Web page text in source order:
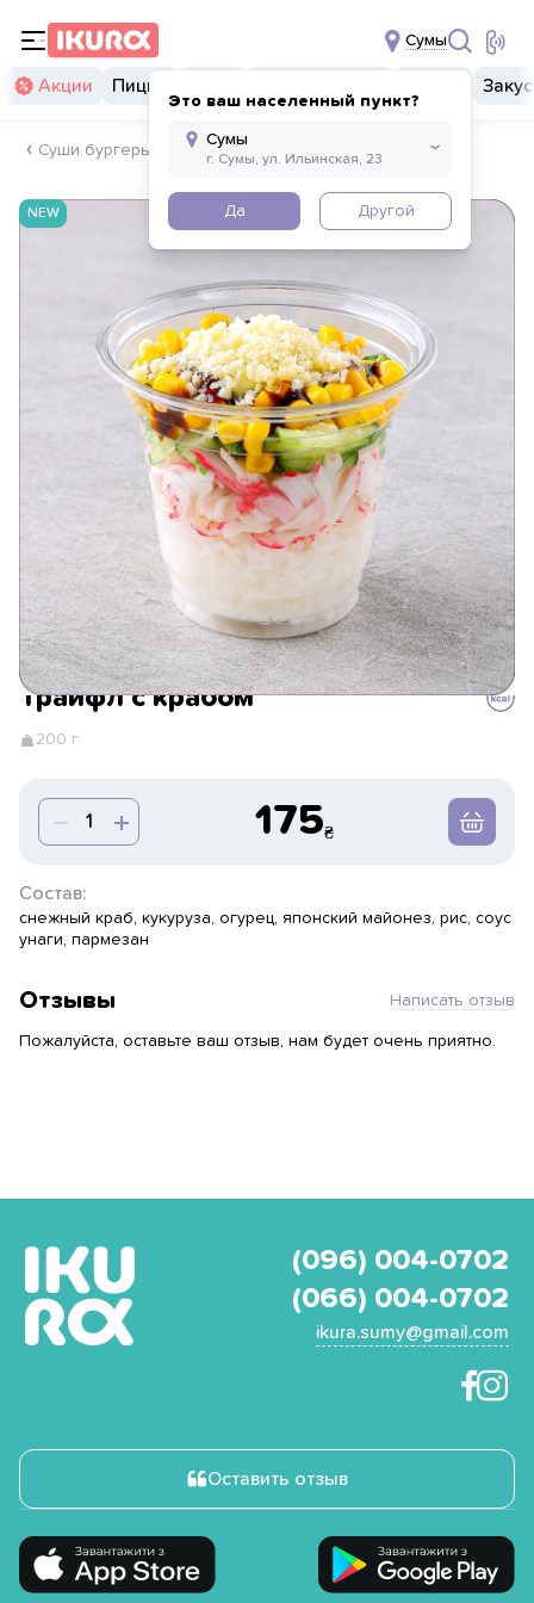
Сумы
Это ваш населенный пункт?
Да Другой
Акции Пицца
Суши бургеры
NEW
Трайфл с крабом
200 г
175
Состав:
снежный краб, кукуруза, огурец, японский майонез, рис, соус
унаги, пармезан
Отзывы Написать отзыв
Пожалуйста, оставьте ваш отзыв, нам будет очень приятно.
(096) 004-0702
(066) 004-0702
ikura.sumy@gmail.com
Оставить отзыв